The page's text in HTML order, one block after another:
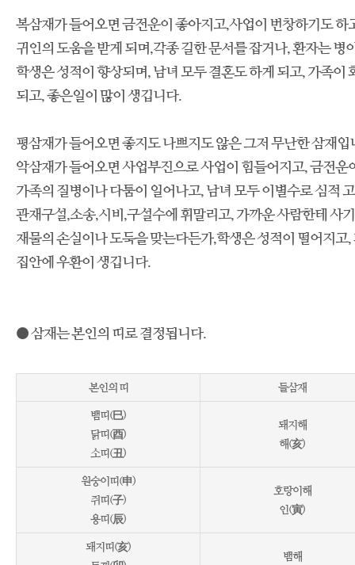
복삼재가 들어오면 금전운이 좋아지고,사업이 번창하기도 하
귀인의 도움을 받게 되며,각종 길한 문서를 잡거나, 환자는 병
학생은 성적이 향상되며, 남녀 모두 결혼도 하게 되고, 가족이
되고, 좋은일이 많이 생깁니다.
평삼재가 들어오면 좋지도 나쁘지도 않은 그저 무난한 삼재입
악삼재가 들어오면 사업부진으로 사업이 힘들어지고, 금전
가족의 질병이나 다툼이 일어나고, 남녀 모두 이별수로 심적
관재구설,소송,시비,구설수에 휘말리고, 가까운 사람한테 사
재물의 손실이나 도둑을 맞는다든가,학생은 성적이 떨어지고
집안에 우환이 생깁니다.
● 삼재는 본인의 띠로 결정됩니다.
본인의 띠 들삼재
뱀띠(巳)
닭띠(酉)
소띠(丑)
돼지해
해(亥)
원숭이띠(申)
쥐띠(子)
용띠(辰)
호랑이해
인(寅)
돼지띠(亥)
뱀해